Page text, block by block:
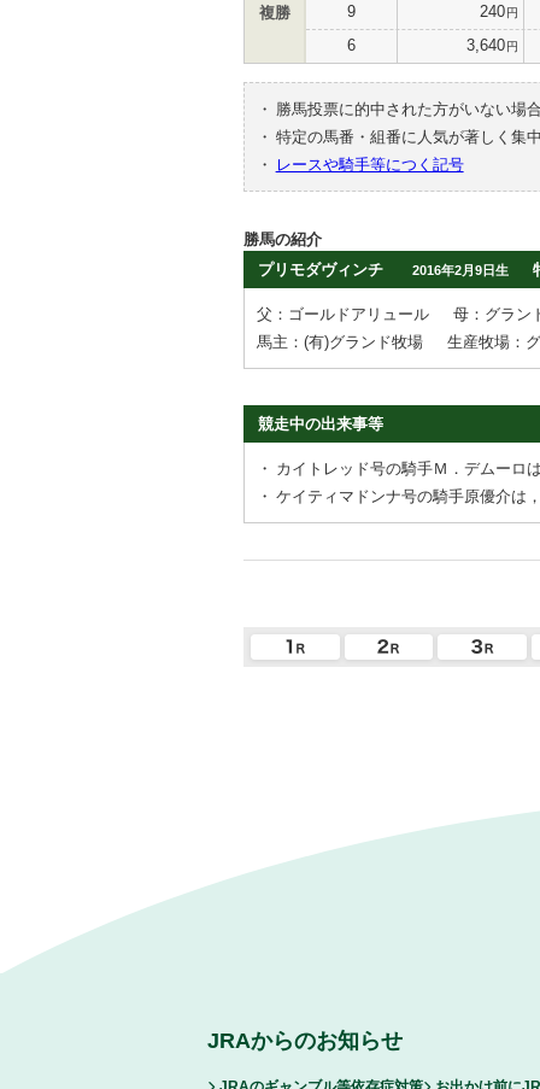
複勝 9 240円
6 3,640円
・
勝馬投票に的中された方がいない場
・ 特定の馬番・組番に人気が著しく集
・
レースや騎手等につく記号
勝馬の紹介
プリモダヴィンチ
2016年2月9日生
父：ゴールドアリュール
母：グラン
馬主：(有)グランド牧場
生産牧場：
競走中の出来事等
・ カイトレッド号の騎手Ｍ．デムーロ
・ ケイティマドンナ号の騎手原優介は
JRAからのお知らせ